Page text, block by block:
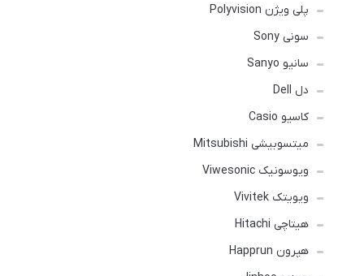
پلی ویژن Polyvision
سونی Sony
سانیو Sanyo
دل Dell
کاسیو Casio
میتسوبیشی Mitsubishi
ویوسونیک Viwesonic
ویویتک Vivitek
هیتاچی Hitachi
هپرون Happrun